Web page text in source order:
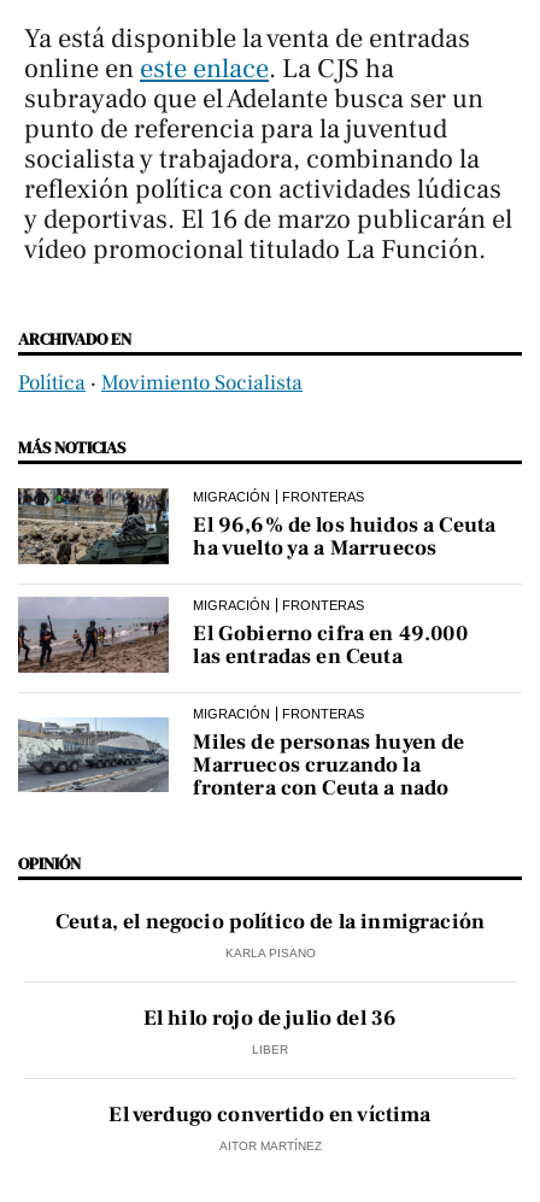
Ya está disponible la venta de entradas
online en este enlace. La CJS ha
subrayado que el Adelante busca ser un
punto de referencia para la juventud
socialista y trabajadora, combinando la
reflexión política con actividades lúdicas
y deportivas. El 16 de marzo publicarán el
vídeo promocional titulado La Función.
ARCHIVADO EN
Política ‧ Movimiento Socialista
MÁS NOTICIAS
MIGRACIÓN FRONTERAS
El 96,6% de los huidos a Ceuta
ha vuelto ya a Marruecos
MIGRACIÓN FRONTERAS
El Gobierno cifra en 49.000
las entradas en Ceuta
MIGRACIÓN FRONTERAS
Miles de personas huyen de
Marruecos cruzando la
frontera con Ceuta a nado
OPINIÓN
Ceuta, el negocio político de la inmigración
KARLA PISANO
El hilo rojo de julio del 36
LIBER
El verdugo convertido en víctima
AITOR MARTÍNEZ